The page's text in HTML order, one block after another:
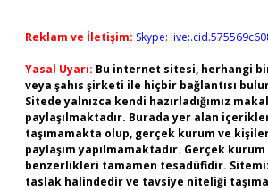
Reklam ve İletişim: Skype:
Yasal Uyarı: Bu internet sitesi, herhangi
veya şahıs şirketi ile hiçbir bağlantısı
Sitede yalnızca kendi hazırladığımız
paylaşılmaktadır. Burada yer alan
taşımamakta olup, gerçek kurum ve
paylaşım yapılmamaktadır. Gerçek
benzerlikleri tamamen tesadüfidir.
taslak halindedir ve tavsiye niteliği